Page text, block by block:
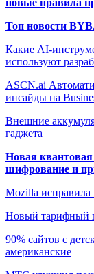
новые правила
Топ новости
Какие AI-
используют
ASCN.ai
инсайды на
Внешние
гаджета
Новая
шифрование и
Mozilla исправила
Новый тарифный
90% сайтов с
американские